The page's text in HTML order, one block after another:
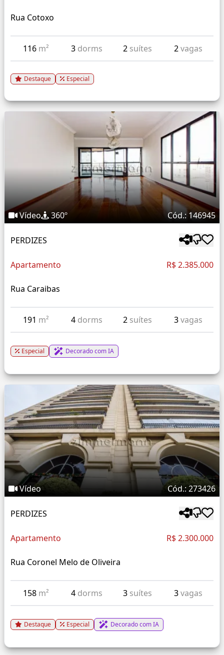
Rua Cotoxo
116 m² 3 dorms 2 suítes 2vagas
Destaque Especial
Vídeo 360º Cód.: 146945
PERDIZES
Apartamento R$ 2.385.000
Rua Caraibas
191 m² 4 dorms 2 suítes 3vagas
Especial Decorado com IA
Vídeo Cód.: 273426
PERDIZES
Apartamento R$ 2.300.000
Rua Coronel Melo de Oliveira
158 m² 4 dorms 3 suítes 3vagas
Destaque Especial Decorado com IA